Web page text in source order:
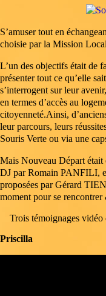
jeudi
S’amuser tout en
choisie par la Mission
L’un des objectifs était de
présenter tout ce qu’elle
s’interrogent sur leur
en termes d’accès au
citoyenneté.Ainsi,
leur parcours, leurs
Souris Verte ou via une
Mais Nouveau Départ était
DJ par Romain PANFILI,
proposées par Gérard
moment pour se rencontrer
Trois témoignages vidéo
Priscilla